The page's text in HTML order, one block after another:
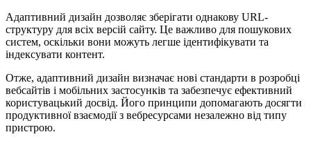
Адаптивний дизайн дозволяє зберігати однакову URL-
структуру для всіх версій сайту. Це важливо для пошукових
систем, оскільки вони можуть легше ідентифікувати та
індексувати контент.
Отже, адаптивний дизайн визначає нові стандарти в розробці
вебсайтів і мобільних застосунків та забезпечує ефективний
користувацький досвід. Його принципи допомагають досягти
продуктивної взаємодії з вебресурсами незалежно від типу
пристрою.